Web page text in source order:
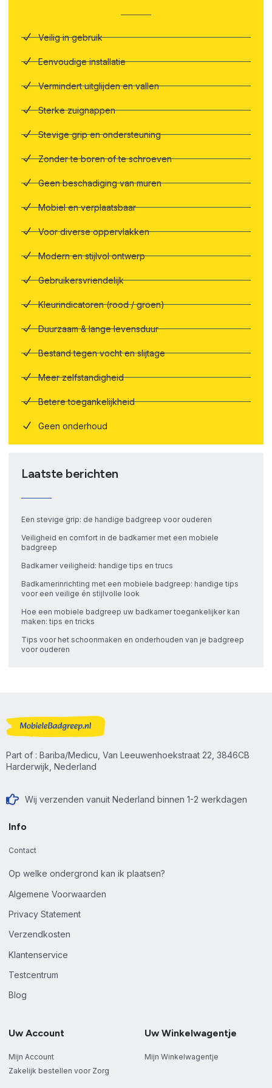
Veilig in gebruik
Eenvoudige installatie
Vermindert uitglijden en vallen
Sterke zuignappen
Stevige grip en ondersteuning
Zonder te boren of te schroeven
Geen beschadiging van muren
Mobiel en verplaatsbaar
Voor diverse oppervlakken
Modern en stijlvol ontwerp
Gebruikersvriendelijk
Kleurindicatoren (rood / groen)
Duurzaam & lange levensduur
Bestand tegen vocht en slijtage
Meer zelfstandigheid
Betere toegankelijkheid
Geen onderhoud
Laatste berichten
Een stevige grip: de handige badgreep voor ouderen
Veiligheid en comfort in de badkamer met een mobiele
badgreep
Badkamer veiligheid: handige tips en trucs
Badkamerinrichting met een mobiele badgreep: handige tips
voor een veilige én stijlvolle look
Hoe een mobiele badgreep uw badkamer toegankelijker kan
maken: tips en tricks
Tips voor het schoonmaken en onderhouden van je badgreep
voor ouderen
Part of : Bariba/Medicu, Van Leeuwenhoekstraat 22, 3846CB
Harderwijk, Nederland
Wij verzenden vanuit Nederland binnen 1-2 werkdagen
Info
Contact
Op welke ondergrond kan ik plaatsen?
Algemene Voorwaarden
Privacy Statement
Verzendkosten
Klantenservice
Testcentrum
Blog
Uw Account
Mijn Account
Zakelijk bestellen voor Zorg
Uw Winkelwagentje
Mijn Winkelwagentje